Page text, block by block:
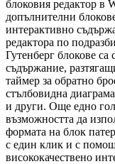
блоковия редактор в
допълнителни
интерактивно
редактора по
Гутенберг блокове са
съдържание,
таймер за обратно
стълбовидна
и други. Още едно
възможността да
формата на блок
с един клик и с
висококачествено